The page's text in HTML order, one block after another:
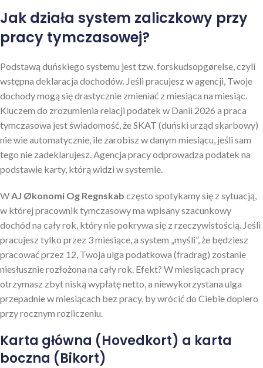
Jak działa system zaliczkowy przy
pracy tymczasowej?
Podstawą duńskiego systemu jest tzw. forskudsopgørelse, czyli
wstępna deklaracja dochodów. Jeśli pracujesz w agencji, Twoje
dochody mogą się drastycznie zmieniać z miesiąca na miesiąc.
Kluczem do zrozumienia relacji podatek w Danii 2026 a praca
tymczasowa jest świadomość, że SKAT (duński urząd skarbowy)
nie wie automatycznie, ile zarobisz w danym miesiącu, jeśli sam
tego nie zadeklarujesz. Agencja pracy odprowadza podatek na
podstawie karty, którą widzi w systemie.
WAJ Økonomi Og Regnskab często spotykamy się z sytuacją,
w której pracownik tymczasowy ma wpisany szacunkowy
dochód na cały rok, który nie pokrywa się z rzeczywistością. Jeśli
pracujesz tylko przez 3 miesiące, a system „myśli”, że będziesz
pracować przez 12, Twoja ulga podatkowa (fradrag) zostanie
niesłusznie rozłożona na cały rok. Efekt? W miesiącach pracy
otrzymasz zbyt niską wypłatę netto, a niewykorzystana ulga
przepadnie w miesiącach bez pracy, by wrócić do Ciebie dopiero
przy rocznym rozliczeniu.
Karta główna (Hovedkort) a karta
boczna (Bikort)